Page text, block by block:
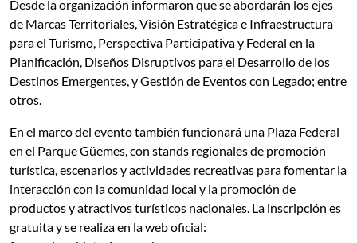
Desde la organización informaron que se abordarán los ejes
de Marcas Territoriales, Visión Estratégica e Infraestructura
para el Turismo, Perspectiva Participativa y Federal en la
Planificación, Diseños Disruptivos para el Desarrollo de los
Destinos Emergentes, y Gestión de Eventos con Legado; entre
otros.
En el marco del evento también funcionará una Plaza Federal
en el Parque Güemes, con stands regionales de promoción
turística, escenarios y actividades recreativas para fomentar la
interacción con la comunidad local y la promoción de
productos y atractivos turísticos nacionales. La inscripción es
gratuita y se realiza en la web oficial: